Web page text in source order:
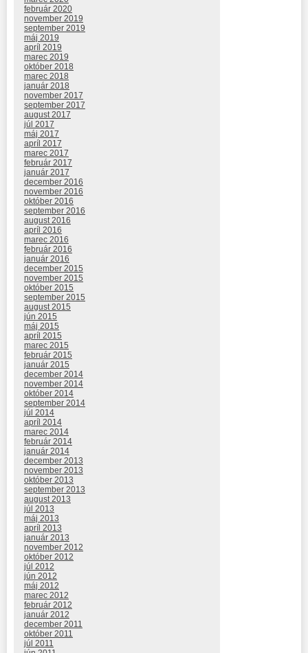
február 2020
november 2019
september 2019
máj 2019
apríl 2019
marec 2019
október 2018
marec 2018
január 2018
november 2017
september 2017
august 2017
júl 2017
máj 2017
apríl 2017
marec 2017
február 2017
január 2017
december 2016
november 2016
október 2016
september 2016
august 2016
apríl 2016
marec 2016
február 2016
január 2016
december 2015
november 2015
október 2015
september 2015
august 2015
jún 2015
máj 2015
apríl 2015
marec 2015
február 2015
január 2015
december 2014
november 2014
október 2014
september 2014
júl 2014
apríl 2014
marec 2014
február 2014
január 2014
december 2013
november 2013
október 2013
september 2013
august 2013
júl 2013
máj 2013
apríl 2013
január 2013
november 2012
október 2012
júl 2012
jún 2012
máj 2012
marec 2012
február 2012
január 2012
december 2011
október 2011
júl 2011